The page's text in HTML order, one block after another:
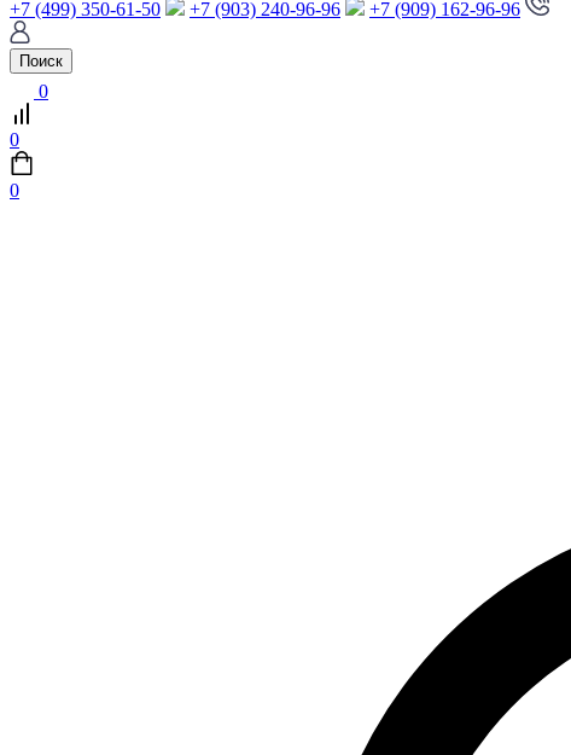
+7 (499) 350-61-50 +7 (903) 240-96-96 +7 (909) 162-96-96
Поиск
0
0
0